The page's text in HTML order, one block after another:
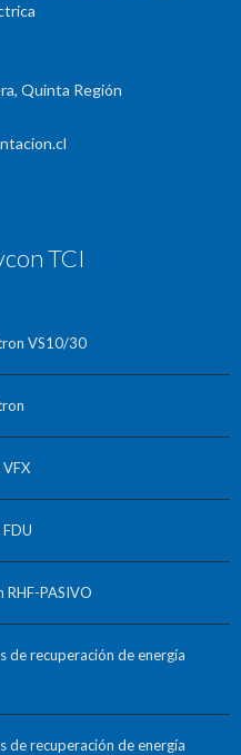
Quinta Región
TCI
VS10/30
PASIVO
de recuperación de energía
de recuperación de energía